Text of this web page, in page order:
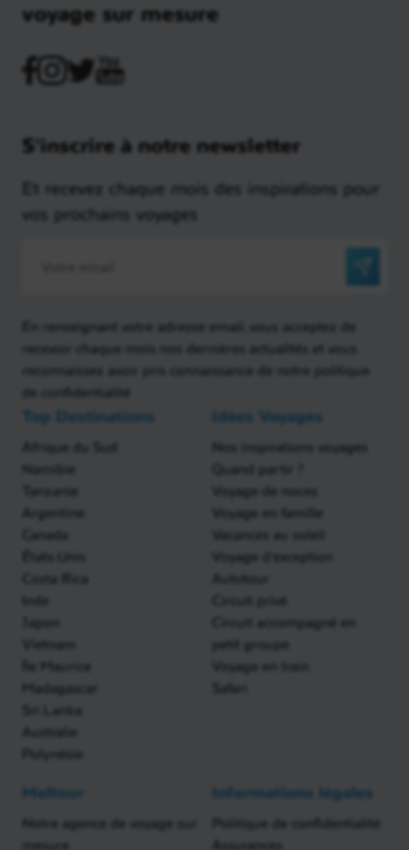
voyage sur mesure
S'inscrire à notre newsletter
Et recevez chaque mois des inspirations pour
vos prochains voyages
En renseignant votre adresse email, vous acceptez de
recevoir chaque mois nos dernières actualités et vous
reconnaissez avoir pris connaissance de notre politique
de confidentialité
Top Destinations
Afrique du Sud
Namibie
Tanzanie
Argentine
Canada
États-Unis
Costa Rica
Inde
Japon
Vietnam
Île Maurice
Madagascar
Sri Lanka
Australie
Polynésie
Idées Voyages
Nos inspirations voyages
Quand partir ?
Voyage de noces
Voyage en famille
Vacances au soleil
Voyage d'exception
Autotour
Circuit privé
Circuit accompagné en
petit groupe
Voyage en train
Safari
Meltour
Notre agence de voyage sur
mesure
Informations légales
Politique de confidentialité
Assurances